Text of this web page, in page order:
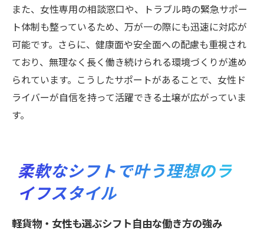
また、女性専用の相談窓口や、トラブル時の緊急サポー
ト体制も整っているため、万が一の際にも迅速に対応が
可能です。さらに、健康面や安全面への配慮も重視され
ており、無理なく長く働き続けられる環境づくりが進め
られています。こうしたサポートがあることで、女性ド
ライバーが自信を持って活躍できる土壌が広がっていま
す。
柔軟なシフトで叶う理想のラ
イフスタイル
軽貨物・女性も選ぶシフト自由な働き方の強み